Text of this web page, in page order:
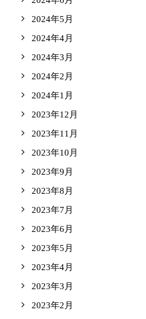
2024年5月
2024年4月
2024年3月
2024年2月
2024年1月
2023年12月
2023年11月
2023年10月
2023年9月
2023年8月
2023年7月
2023年6月
2023年5月
2023年4月
2023年3月
2023年2月